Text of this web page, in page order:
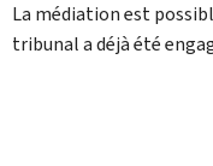
La médiation est
tribunal a déjà été